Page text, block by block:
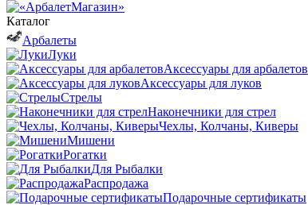
Каталог
Арбалеты
Луки
Аксессуары для арбалетов
Аксессуары для луков
Стрелы
Наконечники для стрел
Чехлы, Колчаны, Киверы
Мишени
Рогатки
Для Рыбалки
Распродажа
Подарочные сертификаты